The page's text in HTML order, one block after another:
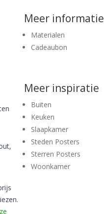
Meer informatie
Materialen
Cadeaubon
Meer inspiratie
Buiten
Keuken
Slaapkamer
Steden Posters
Sterren Posters
Woonkamer